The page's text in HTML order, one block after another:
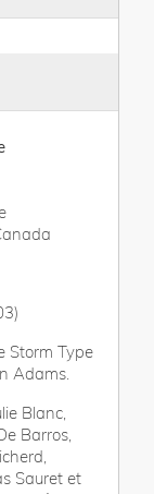
Storm Type
Adams.
Blanc,
Barros,
Sauret et